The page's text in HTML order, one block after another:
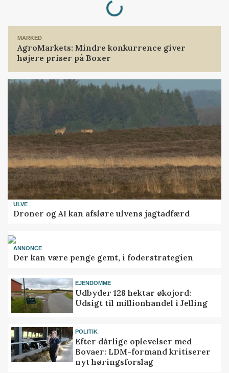
MARKED
AgroMarkets: Mindre konkurrence giver
højere priser på Boxer
ULVE
Droner og AI kan afsløre ulvens jagtadfærd
ANNONCE
Der kan være penge gemt, i foderstrategien
EJENDOMME
Udbyder 128 hektar økojord:
Udsigt til millionhandel i Jelling
POLITIK
Efter dårlige oplevelser med
Bovaer: LDM-formand kritiserer
nyt høringsforslag